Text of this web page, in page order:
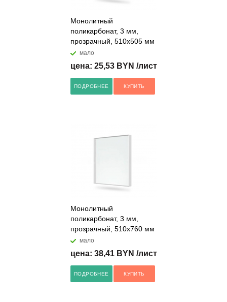
Монолитный
поликарбонат, 3 мм,
прозрачный, 510x505 мм
мало
цена: 25,53 BYN /лист
ПОДРОБНЕЕ КУПИТЬ
Монолитный
поликарбонат, 3 мм,
прозрачный, 510х760 мм
мало
цена: 38,41 BYN /лист
ПОДРОБНЕЕ КУПИТЬ